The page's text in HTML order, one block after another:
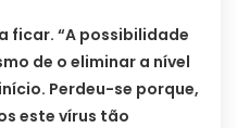
ficar. “A possibilidade
de o eliminar a nível
Perdeu-se porque,
este vírus tão